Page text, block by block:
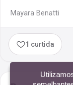
Mayara Benatti
1 curtida